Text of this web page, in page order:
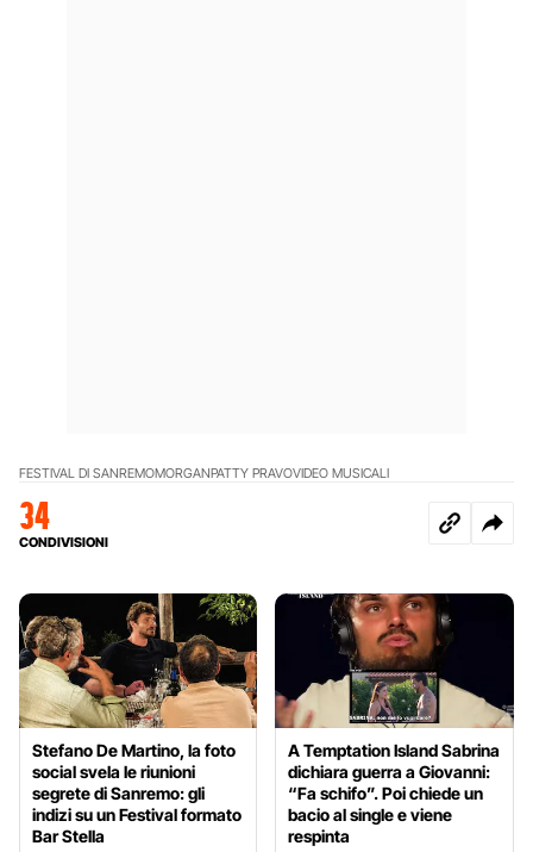
FESTIVAL DI SANREMOMORGANPATTY PRAVOVIDEO MUSICALI
34
CONDIVISIONI
Stefano De Martino, la foto
social svela le riunioni
segrete di Sanremo: gli
indizi su un Festival formato
Bar Stella
A Temptation Island Sabrina
dichiara guerra a Giovanni:
“Fa schifo”. Poi chiede un
bacio al single e viene
respinta